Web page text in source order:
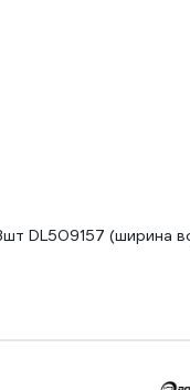
DL509157 (ширина